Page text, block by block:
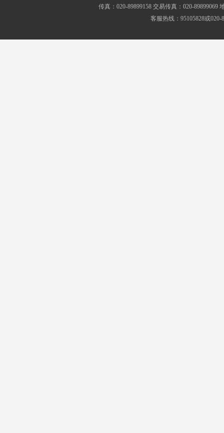
传真：020-89899158 交易传真：020-
客服热线：95105828或020-